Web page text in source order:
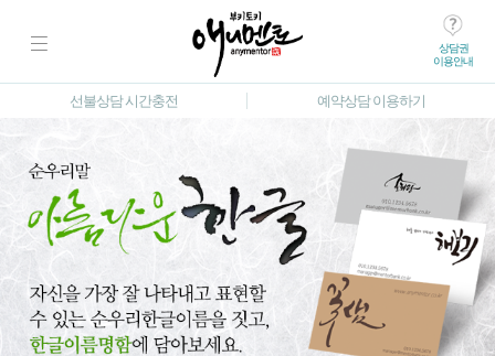
상담권
이용안내
선불상담 시간충전 예약상담 이용하기